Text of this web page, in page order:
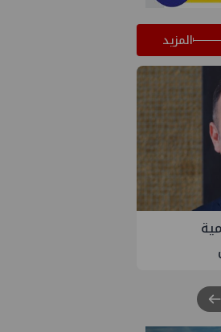
المزيد
الثلاث بمشروع المرحلة الرابعة
سيناء للبترول